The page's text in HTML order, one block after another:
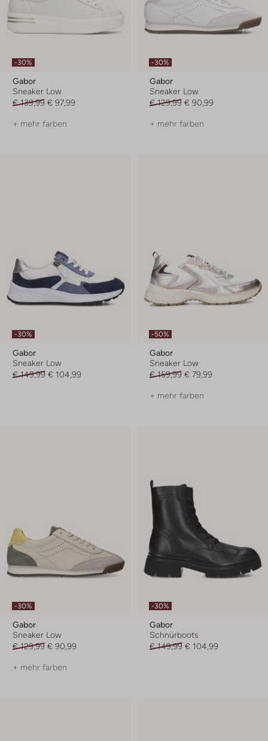
-30%
Gabor
Sneaker Low
€ 139,99 € 97,99
+ mehr farben
-30%
Gabor
Sneaker Low
€ 129,99 € 90,99
+ mehr farben
-30%
Gabor
Sneaker Low
€ 149,99 € 104,99
-50%
Gabor
Sneaker Low
€ 159,99 € 79,99
+ mehr farben
-30%
Gabor
Sneaker Low
€ 129,99 € 90,99
+ mehr farben
-30%
Gabor
Schnürboots
€ 149,99 € 104,99